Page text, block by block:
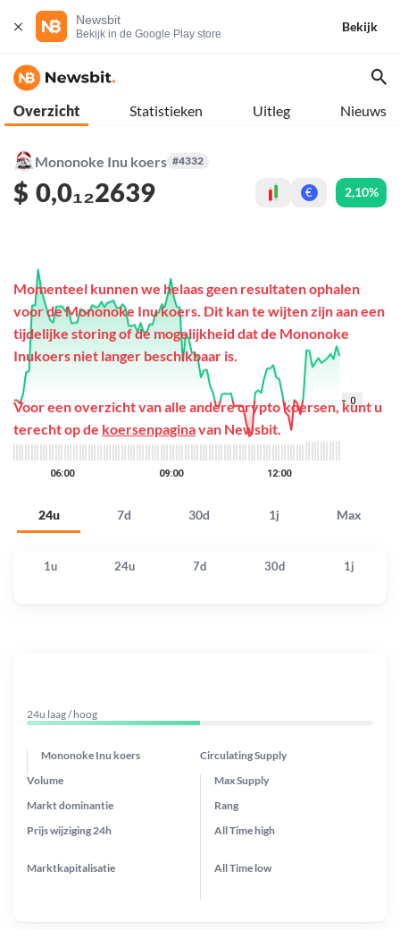
Newsbit
Bekijk in de Google Play store
Bekijk
Overzicht Statistieken Uitleg Nieuws
Mononoke Inu koers #4332
$ 0,0₁₂2639 € 2,10%
24u 7d 30d 1j Max
Momenteel kunnen we helaas geen resultaten ophalen
voor de Mononoke Inu koers. Dit kan te wijten zijn aan een
tijdelijke storing of de mogelijkheid dat de Mononoke
Inukoers niet langer beschikbaar is.
Voor een overzicht van alle andere crypto koersen, kunt u
terecht op de koersenpaginavan Newsbit.
1u 24u 7d 30d 1j
24u laag / hoog
Mononoke Inu koers Circulating Supply
Prijs wijziging 24h
Max Supply
Markt dominantie
Marktkapitalisatie
Volume
Rang
All Timehigh
All Time low